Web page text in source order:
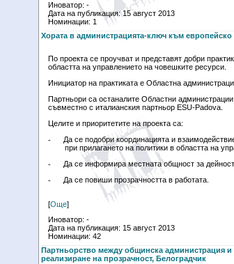
Иноватор: -
Дата на публикация: 15 август 2013
Номинации: 1
Хората в администрацията-ключ към
По проекта се проучват и представят добри
областта на управлението на човешките ресурси.
Инициатор на практиката е Областна
Партньори са останалите Областни
съвместно с италианския партньор ESU-Padova.
Целите и приоритетите на проекта са:
-
Да се подобри координацията и
при прилагането на политики в областта на
-
Да се информира местната общност за
-
Да се повиши прозрачността в работата.
[Още]
Иноватор: -
Дата на публикация: 15 август 2013
Номинации: 42
Партньорство между общинска администрация и
реализиране на прозрачност, Белоградчик